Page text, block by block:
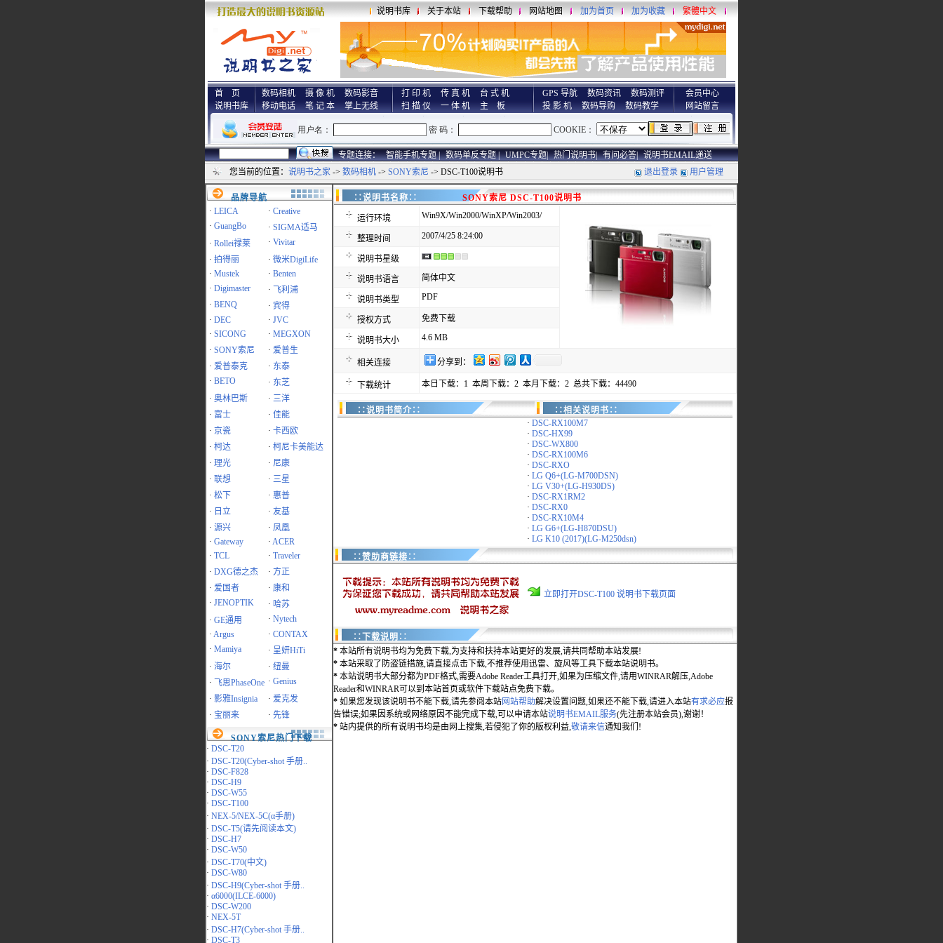
说明书库 关于本站 下载帮助 网站地图 加为首页 加为收藏 繁體中文
首 页
说明书库
数码相机 摄 像 机
数码影音
移动电话
笔 记 本 掌上无线
打 印 机 传 真 机
台 式 机
扫 描 仪
一 体 机 主 板
GPS 导航 数码资讯
数码测评
投 影 机
数码导购 数码教学
会员中心
网站留言
专题连接： 智能手机专题 | 数码单反专题 | UMPC专题| 热门说明书| 有问必答| 说明书EMAIL递送
您当前的位置： 说明书之家 -> 数码相机 -> SONY索尼 -> DSC-T100说明书 退出登录 用户管理
品牌导航
· LEICA · Creative
· GuangBo · SIGMA适马
· Rollei禄莱 · Vivitar
· 拍得丽 · 微米DigiLife
· Mustek · Benten
· Digimaster ·
飞利浦
· BENQ · 宾得
· DEC · JVC
· SICONG · MEGXON
· SONY索尼 · 爱普生
· 爱普泰克 · 东泰
· BETO · 东芝
· 奥林巴斯 · 三洋
· 富士 · 佳能
· 京瓷 · 卡西欧
· 柯达 · 柯尼卡美能达
· 理光 · 尼康
· 联想 · 三星
· 松下 · 惠普
· 日立 · 友基
· 源兴 · 凤凰
· Gateway · ACER
· TCL · Traveler
· DXG德之杰 · 方正
· 爱国者 · 康和
· JENOPTIK · 哈苏
· GE通用 · Nytech
· Argus · CONTAX
· Mamiya · 呈妍HiTi
· 海尔 · 纽曼
·
飞思PhaseOne · Genius
· 影雅Insignia · 爱克发
· 宝丽来 · 先锋
SONY索尼热门下载
· DSC-T20
· DSC-T20(Cyber-shot 手册..
· DSC-F828
· DSC-H9
· DSC-W55
· DSC-T100
· NEX-5/NEX-5C(α手册)
· DSC-T5(请先阅读本文)
· DSC-H7
· DSC-W50
· DSC-T70(中文)
· DSC-W80
· DSC-H9(Cyber-shot 手册..
· α6000(ILCE-6000)
· DSC-W200
· NEX-5T
· DSC-H7(Cyber-shot 手册..
· DSC-T3
∷说明书名称∷ SONY索尼 DSC-T100说明书
运行环境 Win9X/Win2000/WinXP/Win2003/
整理时间 2007/4/25 8:24:00
说明书星级
说明书语言 简体中文
说明书类型 PDF
授权方式 免费下载
说明书大小 4.6 MB
相关连接 分享到：
下载统计 本日下载：1 本周下载：2 本月下载：2 总共下载：44490
∷说明书简介∷
∷相关说明书∷
· DSC-RX100M7
· DSC-HX99
· DSC-WX800
· DSC-RX100M6
· DSC-RXO
· LG Q6+(LG-M700DSN)
· LG V30+(LG-H930DS)
· DSC-RX1RM2
· DSC-RX0
· DSC-RX10M4
· LG G6+(LG-H870DSU)
· LG K10 (2017)(LG-M250dsn)
∷赞助商链接∷
立即打开DSC-T100 说明书下载页面
∷下载说明∷
* 本站所有说明书均为免费下载,为支持和扶持本站更好的发展,请共同帮助本站发展!
* 本站采取了防盗链措施,请直接点击下载,不推荐使用迅雷、旋风等工具下载本站说明书。
* 本站说明书大部分都为PDF格式,需要Adobe Reader工具打开,如果为压缩文件,请用WINRAR解压,Adobe
Reader和WINRAR可以到本站首页或软件下载站点免费下载。
* 如果您发现该说明书不能下载,请先参阅本站网站帮助解决设置问题,如果还不能下载,请进入本站有求必应报
告错误;如果因系统或网络原因不能完成下载,可以申请本站说明书EMAIL服务(先注册本站会员),谢谢！
* 站内提供的所有说明书均是由网上搜集,若侵犯了你的版权利益,敬请来信通知我们!